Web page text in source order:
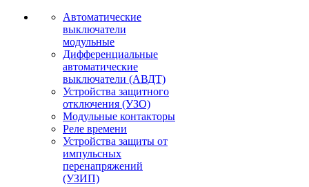
Автоматические
выключатели
модульные
Дифференциальные
автоматические
выключатели (АВДТ)
Устройства защитного
отключения (УЗО)
Модульные контакторы
Реле времени
Устройства защиты от
импульсных
перенапряжений
(УЗИП)